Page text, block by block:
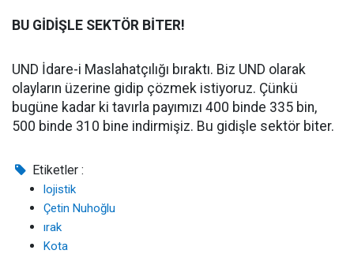
BU GİDİŞLE SEKTÖR BİTER!
UND İdare-i Maslahatçılığı bıraktı. Biz UND olarak
olayların üzerine gidip çözmek istiyoruz. Çünkü
bugüne kadar ki tavırla payımızı 400 binde 335 bin,
500 binde 310 bine indirmişiz. Bu gidişle sektör biter.
Etiketler :
lojistik
Çetin Nuhoğlu
ırak
Kota